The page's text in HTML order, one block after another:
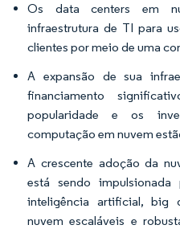
Os data centers em
infraestrutura de TI para
clientes por meio de uma
A expansão de sua
financiamento
popularidade e os
computação em nuvem
A crescente adoção da
está sendo
inteligência artificial, big
nuvem escaláveis e